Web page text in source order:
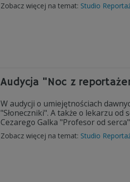
Zobacz więcej na temat: Studio
Audycja "Noc z
W audycji o umiejętnościach
"Słoneczniki". A także o lekarzu
Cezarego Galka "Profesor od
Zobacz więcej na temat: Studio